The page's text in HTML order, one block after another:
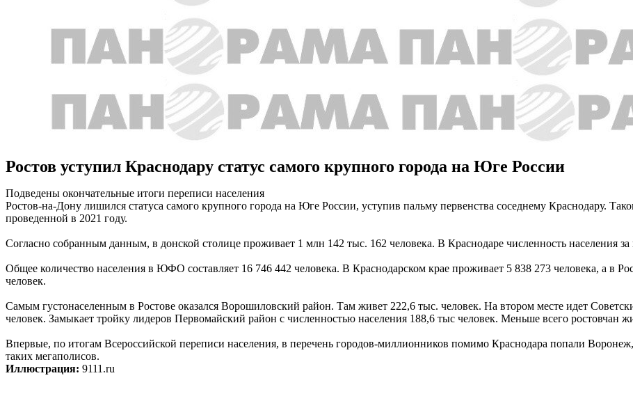
Ростов уступил Краснодару статус самого крупного города на Юге России
Подведены окончательные итоги переписи населения
Ростов-на-Дону лишился статуса самого крупного города на Юге России, уступив пальму первенства соседнему Краснодару.
проведенной в 2021 году.
Согласно собранным данным, в донской столице проживает 1 млн 142 тыс. 162 человека. В Краснодаре численность населения
Общее количество населения в ЮФО составляет 16 746 442 человека. В Краснодарском крае проживает 5 838 273 человека, а в
человек.
Самым густонаселенным в Ростове оказался Ворошиловский район. Там живет 222,6 тыс. человек. На втором месте идет
человек. Замыкает тройку лидеров Первомайский район с численностью населения 188,6 тыс человек. Меньше всего ростовчан
Впервые, по итогам Всероссийской переписи населения, в перечень городов-миллионников помимо Краснодара попали
таких мегаполисов.
Иллюстрация: 9111.ru